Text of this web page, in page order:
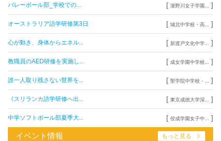
バレーボール部_学校での... [ 瀧野川女子学園... ]
オーストラリア語学研修第3日 [ 城北中学校・高... ]
心が動き、身体からエネル... [ 新渡戸文化中学... ]
教職員のAED研修を実施し... [ 成女学園中学校... ]
誰一人取り残さない世界を... [ 聖学院中学校・... ]
《スリランカ語学研修へ出... [ 東京成徳大学深... ]
中学ソフトボール部夏季大... [ 佼成学園女子中... ]
イベント情報 もっと見る